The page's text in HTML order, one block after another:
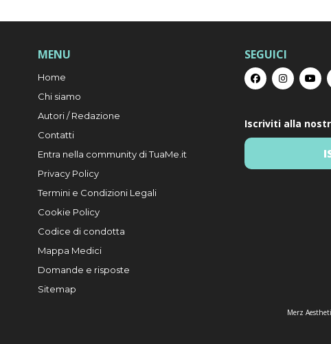
MENU
Home
Chi siamo
Autori / Redazione
Contatti
Entra nella community di TuaMe.it
Privacy Policy
Termini e Condizioni Legali
Cookie Policy
Codice di condotta
Mappa Medici
Domande e risposte
Sitemap
SEGUICI
Iscriviti alla
Merz